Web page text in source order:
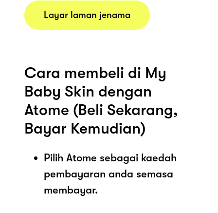
Layar laman jenama
Cara membeli di My
Baby Skin dengan
Atome (Beli Sekarang,
Bayar Kemudian)
Pilih Atome sebagai kaedah
pembayaran anda semasa
membayar.